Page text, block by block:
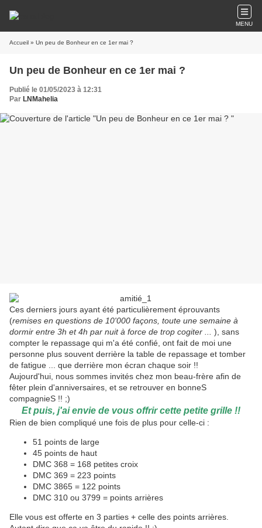
MENU
Accueil » Un peu de Bonheur en ce 1er mai ?
Un peu de Bonheur en ce 1er mai ?
Publié le 01/05/2023 à 12:31
Par LNMahelia
Ces derniers jours ayant été particulièrement éprouvants
(remises en questions de 10'000 façons, toute une semaine à
dormir entre 3h et 4h par nuit à force de trop cogiter ...
), sans
compter le repassage qui m'a été confié, ont fait de moi une
personne plus souvent derrière la table de repassage et tomber
de fatigue ... que derrière mon écran chaque soir !!
Aujourd'hui, nous sommes invités chez mon beau-frère afin de
fêter plein d'anniversaires, et se retrouver en bonneS
compagnieS !! ;)
Et puis, j'ai envie de vous offrir cette petite grille !!
Rien de bien compliqué une fois de plus pour celle-ci :
51 points de large
45 points de haut
DMC 368 = 168 petites croix
DMC 369 = 223 points
DMC 3865 = 122 points
DMC 310 ou 3799 = points arrières
Elle vous est offerte en 3 parties + celle des points arrières.